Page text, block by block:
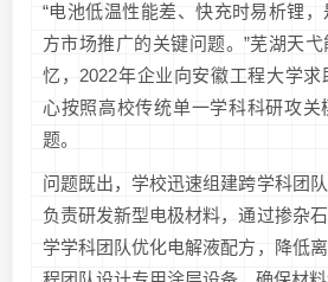
“电池低温性能差、快充时易析锂
方市场推广的关键问题。”芜湖天
忆，2022年企业向安徽工程大学
心按照高校传统单一学科科研攻关
题。
问题既出，学校迅速组建跨学科团
负责研发新型电极材料，通过掺杂
学学科团队优化电解液配方，降低